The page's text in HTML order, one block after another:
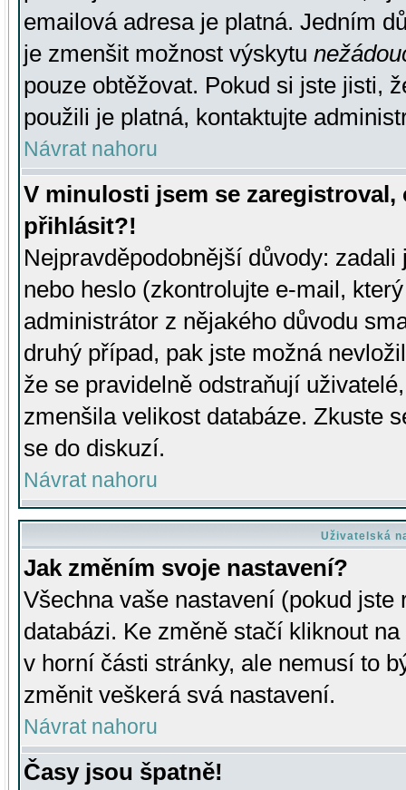
emailová adresa je platná. Jedním
je zmenšit možnost výskytu
pouze obtěžovat. Pokud si jste jisti,
použili je platná, kontaktujte
Návrat nahoru
V minulosti jsem se
přihlásit?!
Nejpravděpodobnější důvody:
nebo heslo (zkontrolujte e-mail,
administrátor z nějakého důvodu
druhý případ, pak jste možná
že se pravidelně odstraňují
zmenšila velikost databáze. Zkuste
se do diskuzí.
Návrat nahoru
Uživatelská
Jak změním svoje nastavení?
Všechna vaše nastavení (pokud
databázi. Ke změně stačí kliknout
v horní části stránky, ale nemusí to
změnit veškerá svá nastavení.
Návrat nahoru
Časy jsou špatně!